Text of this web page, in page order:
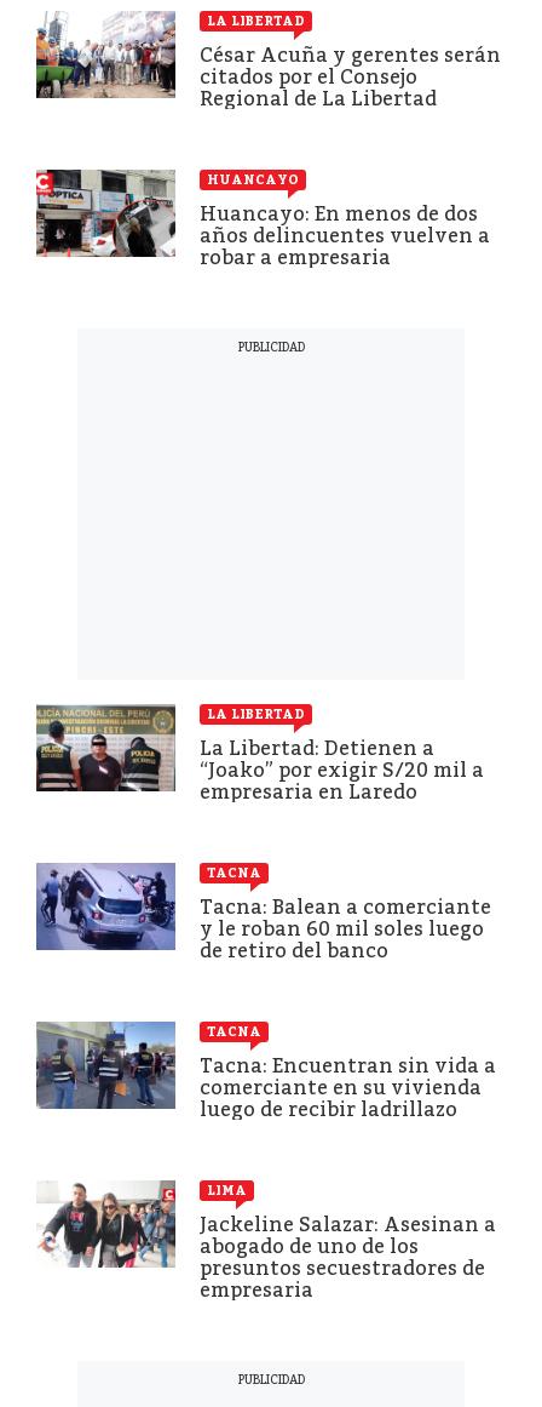
LA LIBERTAD
César Acuña y gerentes serán
citados por el Consejo
Regional de La Libertad
HUANCAYO
Huancayo: En menos de dos
años delincuentes vuelven a
robar a empresaria
LA LIBERTAD
La Libertad: Detienen a
“Joako” por exigir S/20 mil a
empresaria en Laredo
TACNA
Tacna: Balean a comerciante
y le roban 60 mil soles luego
de retiro del banco
TACNA
Tacna: Encuentran sin vida a
comerciante en su vivienda
luego de recibir ladrillazo
LIMA
Jackeline Salazar: Asesinan a
abogado de uno de los
presuntos secuestradores de
empresaria